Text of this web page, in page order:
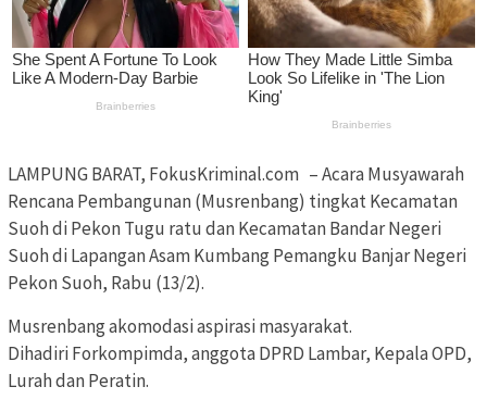
LAMPUNG BARAT, FokusKriminal.com – Acara Musyawarah
Rencana Pembangunan (Musrenbang) tingkat Kecamatan
Suoh di Pekon Tugu ratu dan Kecamatan Bandar Negeri
Suoh di Lapangan Asam Kumbang Pemangku Banjar Negeri
Pekon Suoh, Rabu (13/2).
Musrenbang akomodasi aspirasi masyarakat.
Dihadiri Forkompimda, anggota DPRD Lambar, Kepala OPD,
Lurah dan Peratin.